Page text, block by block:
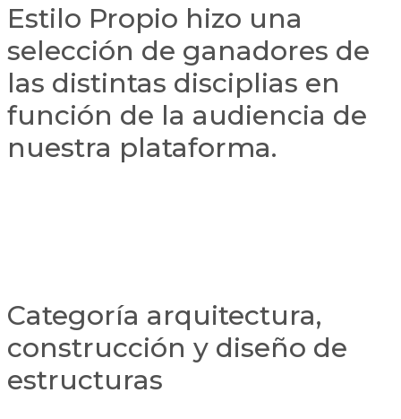
Estilo Propio hizo una
selección de ganadores de
las distintas disciplias en
función de la audiencia de
nuestra plataforma.
Categoría arquitectura,
construcción y diseño de
estructuras